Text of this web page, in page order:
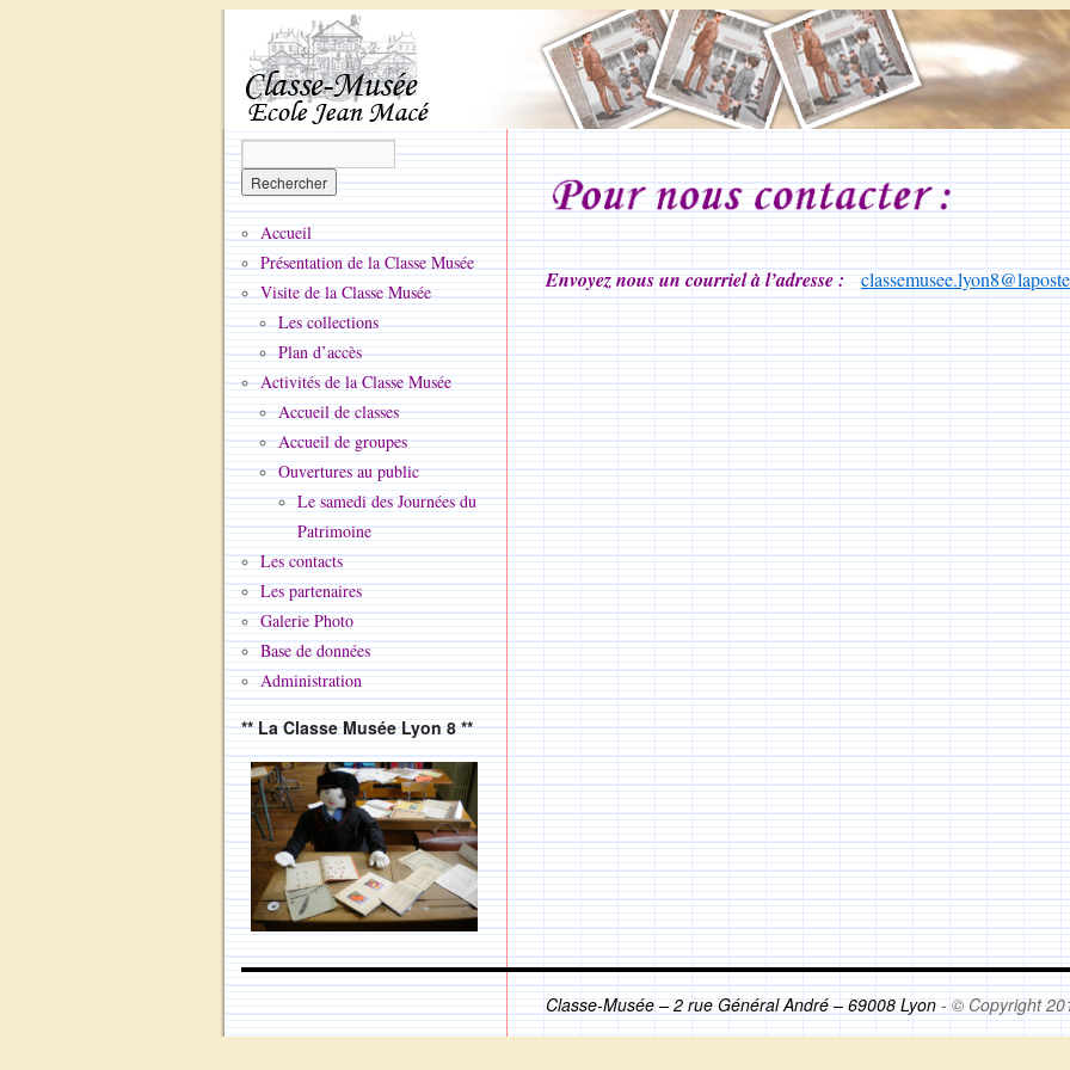
Envoyez nous un courriel à l’adresse :
Accueil
Présentation de la Classe Musée
Visite de la Classe Musée
Les collections
Plan d’accès
Activités de la Classe Musée
Accueil de classes
Accueil de groupes
Ouvertures au public
Le samedi des Journées du
Patrimoine
Les contacts
Les partenaires
Galerie Photo
Base de données
Administration
** La Classe Musée Lyon 8 **
Classe-Musée – 2 rue Général André – 69008 Lyon- © Copyright